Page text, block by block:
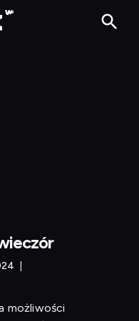
możliwości